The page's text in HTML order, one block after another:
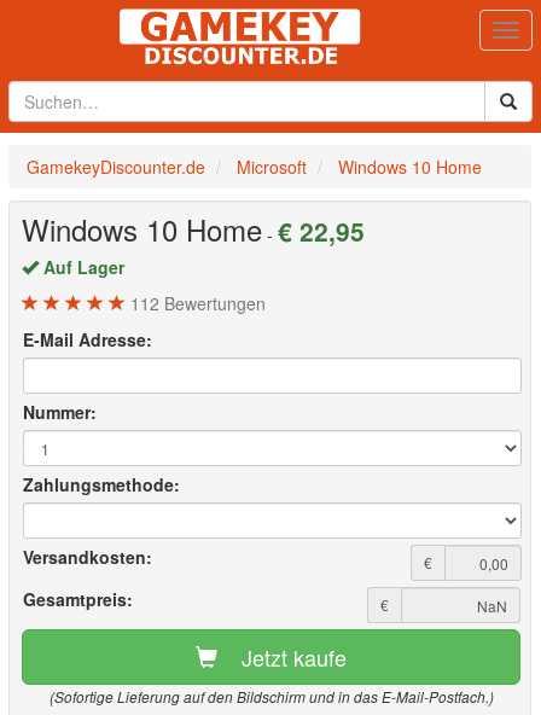
GamekeyDiscounter.de Microsoft Windows 10 Home
Windows 10 Home - € 22,95
Auf Lager
112 Bewertungen
E-Mail Adresse:
Nummer:
Zahlungsmethode:
Versandkosten: €
Gesamtpreis: €
Jetzt kaufe
(Sofortige Lieferung auf den Bildschirm und in das E-Mail-Postfach.)